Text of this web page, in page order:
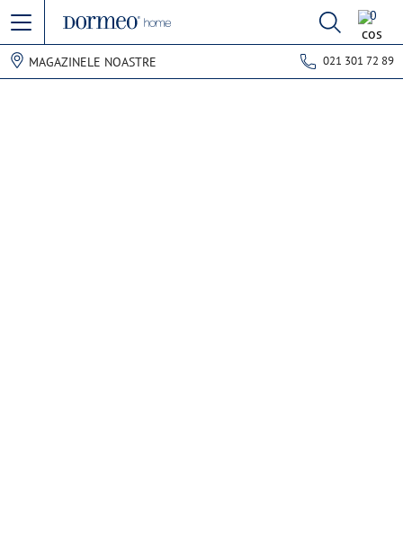
0
MAGAZINELE NOASTRE 021 301 72 89